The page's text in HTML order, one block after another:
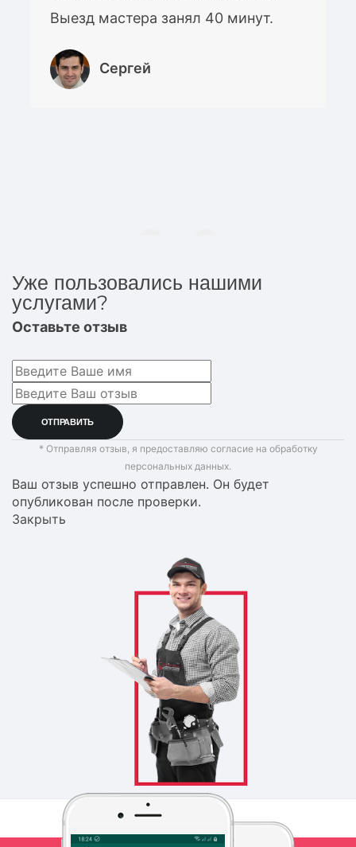
Выезд мастера занял 40 минут.
Сергей
Уже пользовались нашими
услугами?
Оставьте отзыв
* Отправляя отзыв, я предоставляю согласие на обработку
персональных данных.
Ваш отзыв успешно отправлен. Он будет
опубликован после проверки.
Закрыть